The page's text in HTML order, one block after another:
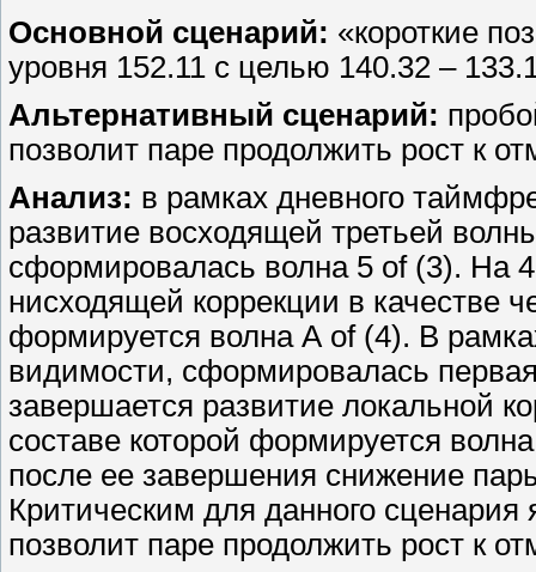
Основной сценарий: «короткие
уровня 152.11 с целью 140.32 –
Альтернативный сценарий:
позволит паре продолжить рост к
Анализ: в рамках дневного
развитие восходящей третьей
сформировалась волна 5 of (3). На
нисходящей коррекции в качестве
формируется волна А of (4). В
видимости, сформировалась
завершается развитие локальной
составе которой формируется
после ее завершения снижение
Критическим для данного сценария
позволит паре продолжить рост к